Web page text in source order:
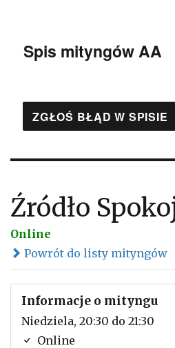
Spis mityngów AA
ZGŁOŚ BŁĄD W SPISIE
Źródło
Online
Powrót do listy mityngów
Informacje o mityngu
Niedziela, 20:30 do 21:30
Online